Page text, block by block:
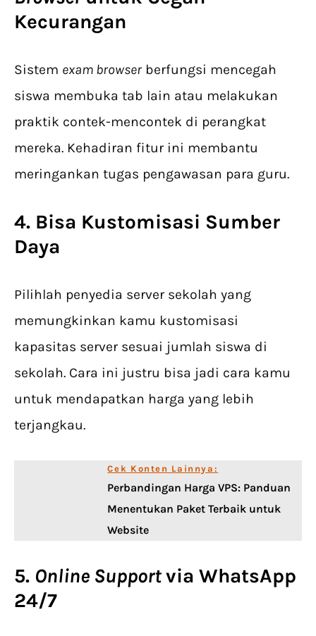
Kecurangan
Sistem exam browser berfungsi mencegah
siswa membuka tab lain atau melakukan
praktik contek-mencontek di perangkat
mereka. Kehadiran fitur ini membantu
meringankan tugas pengawasan para guru.
4. Bisa Kustomisasi Sumber
Daya
Pilihlah penyedia server sekolah yang
memungkinkan kamu kustomisasi
kapasitas server sesuai jumlah siswa di
sekolah. Cara ini justru bisa jadi cara kamu
untuk mendapatkan harga yang lebih
terjangkau.
Cek Konten Lainnya:
Perbandingan Harga VPS: Panduan
Menentukan Paket Terbaik untuk
Website
5. Online Supportvia WhatsApp
24/7